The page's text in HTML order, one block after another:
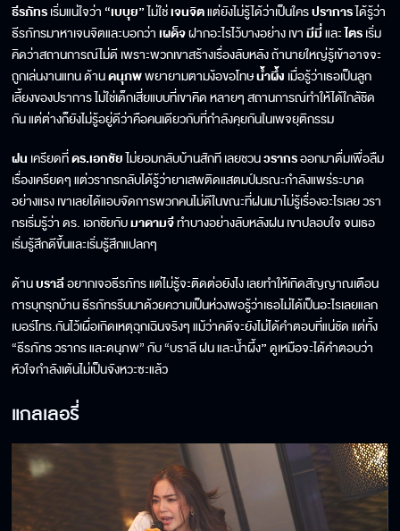
ธีรภัทร​เริ่มแน่ใจว่า “เบบุย”ไม่ใช่เจนจิตแต่ยังไม่รู้ได้ว่าเป็นใครปราการได้รู้ว่า
ธีรภัทรมาหาเจนจิตและบอกว่าเผด็จฝากอะไรไว้บางอย่าง เขามีมี่และไตรเริ่ม
คิดว่าสถานการณ์ไม่ดี เพราะพวกเขาสร้างเรื่องลับหลัง ถ้านายใหญ่รู้เข้าอาจจะ
ถูกเล่นงานแทน ด้านดนุภพพยายามตามง้อขอโทษน้ำผึ้ง เมื่อรู้ว่าเธอเป็นลูก
เลี้ยงของปราการ ไม่ใช่เด็กเสี่ยแบบที่เขาคิด หลายๆ สถานการณ์ทำให้ได้ใกล้ชิด
กัน แต่ต่างก็ยังไม่รู้อยู่ดีว่าคือคนเดียวกับที่กำลังคุยกันในเพจยุติกรรม
ฝน เครียดที่ดร.เอกชัยไม่ยอมกลับบ้านสักที เลยชวนวรากรออกมาดื่มเพื่อลืม
เรื่องเครียดๆ แต่วรากรกลับได้รู้ว่ายาเสพติดแสตมป์มรณะกำลังแพร่ระบาด
อย่างแรง เขาเลยได้แอบจัดการพวกคนไม่ดีในขณะที่ฝนเมาไม่รู้เรื่องอะไรเลย วรา
กรเริ่มรู้ว่า ดร. เอกชัยกับมาดามจีทำบางอย่างลับหลังฝน เขาปลอบใจ จนเธอ
เริ่มรู้สึกดีขึ้นและเริ่มรู้สึกแปลกๆ
ด้านบราลีอยากเจอธีรภัทร แต่ไม่รู้จะติดต่อยังไง เลยทำให้เกิดสัญญาณเตือน
การบุกรุกบ้าน ธีรภัทรรีบมาด้วยความเป็นห่วงพอรู้ว่าเธอไม่ได้เป็นอะไรเลยแลก
เบอร์โทร.กันไว้เผื่อเกิดเหตุฉุกเฉินจริงๆ แม้ว่าคดีจะยังไม่ได้คำตอบที่แน่ชัด แต่ทั้ง
“ธีรภัทร วรากร และดนุภพ” กับ “บราลี ฝน และน้ำผึ้ง”ดูเหมือจะได้คำตอบว่า
หัวใจกำลังเต้นไม่เป็นจังหวะซะแล้ว
แกลเลอรี่